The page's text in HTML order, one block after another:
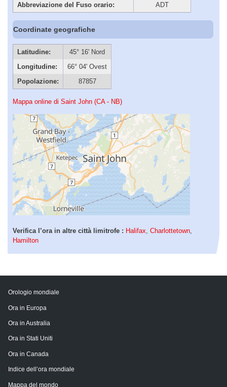
Abbreviazione del Fuso orario:
ADT
Coordinate geografiche
Latitudine:
45° 16' Nord
Longitudine:
66° 04' Ovest
Popolazione:
87857
Mappa online di Saint John (CA - NB)
Verifica l’ora in altre città limitrofe : Halifax Charlottetown
Hamilton
Orologio mondiale
Ora in Europa
Ora in Australia
Ora in Stati Uniti
Ora in Canada
Indice dell’ora mondiale
Mappa del mondo